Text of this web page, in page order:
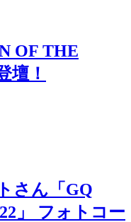
OF THE
壇！
さん「GQ
」 フォトコー